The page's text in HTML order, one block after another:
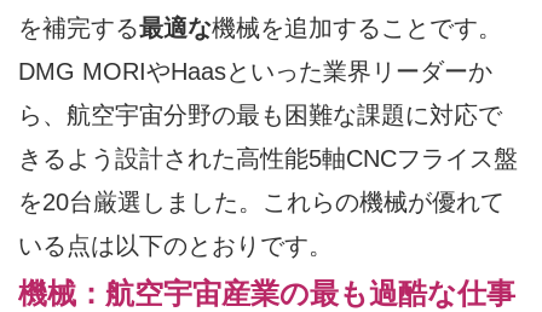
を補完する最適な機械を追加することです。
DMG MORIやHaasといった業界リーダーか
ら、航空宇宙分野の最も困難な課題に対応で
きるよう設計された高性能5軸CNCフライス盤
を20台厳選しました。これらの機械が優れて
いる点は以下のとおりです。
機械：航空宇宙産業の最も過酷な仕事